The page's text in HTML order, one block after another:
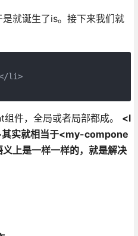
就诞生了is。接下来我们就
li>
件，全局或者局部都成。 <l
实就相当于<my-compone
上是一样一样的，就是解决